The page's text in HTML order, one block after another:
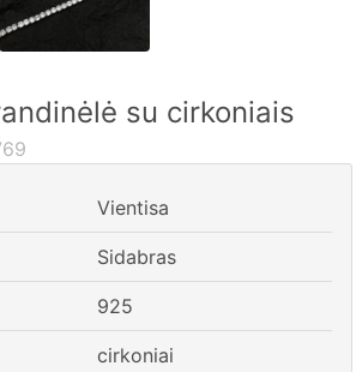
su cirkoniais
Vientisa
Sidabras
925
cirkoniai